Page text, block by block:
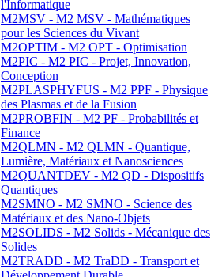
l'Informatique
M2MSV - M2 MSV - Mathématiques
pour les Sciences du Vivant
M2OPTIM - M2 OPT - Optimisation
M2PIC - M2 PIC - Projet, Innovation,
Conception
M2PLASPHYFUS - M2 PPF - Physique
des Plasmas et de la Fusion
M2PROBFIN - M2 PF - Probabilités et
Finance
M2QLMN - M2 QLMN - Quantique,
Lumière, Matériaux et Nanosciences
M2QUANTDEV - M2 QD - Dispositifs
Quantiques
M2SMNO - M2 SMNO - Science des
Matériaux et des Nano-Objets
M2SOLIDS - M2 Solids - Mécanique des
Solides
M2TRADD - M2 TraDD - Transport et